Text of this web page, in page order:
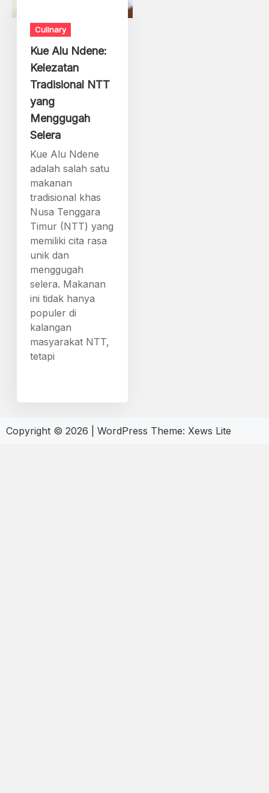
Culinary
Kue Alu Ndene:
Kelezatan
Tradisional NTT
yang
Menggugah
Selera
Kue Alu Ndene
adalah salah satu
makanan
tradisional khas
Nusa Tenggara
Timur (NTT) yang
memiliki cita rasa
unik dan
menggugah
selera. Makanan
ini tidak hanya
populer di
kalangan
masyarakat NTT,
tetapi
Copyright © 2026 WordPress Theme: Xews Lite